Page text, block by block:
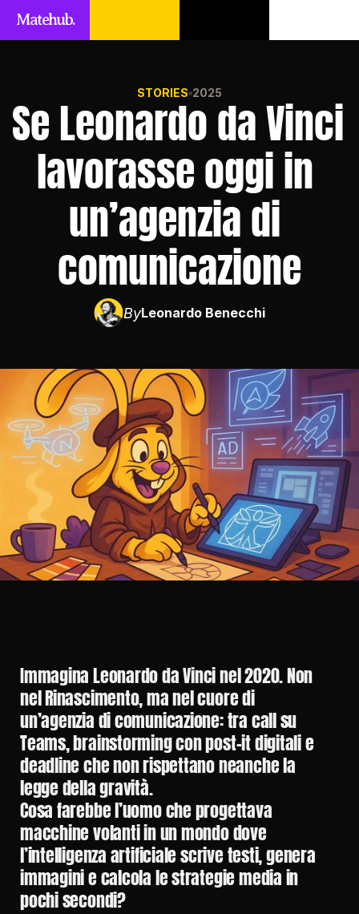
STORIES 2025
Se Leonardo da Vinci
lavorasse oggi in
un’agenzia di
comunicazione
ByLeonardo Benecchi
Immagina Leonardo da Vinci nel 2020. Non
nel Rinascimento, ma nel cuore di
un’agenzia di comunicazione: tra call su
Teams, brainstorming con post-it digitali e
deadline che non rispettano neanche la
legge della gravità.
Cosa farebbe l’uomo che progettava
macchine volanti in un mondo dove
l’intelligenza artificiale scrive testi, genera
immagini e calcola le strategie media in
pochi secondi?
Matehub.